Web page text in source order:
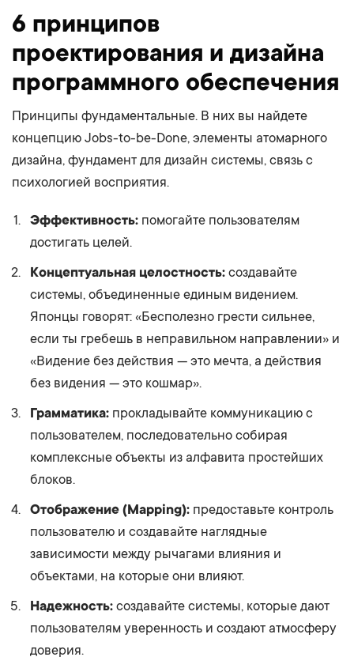
6 принципов
проектирования и дизайна
программного обеспечения
Принципы фундаментальные. В них вы найдете
концепцию Jobs-to-be-Done, элементы атомарного
дизайна, фундамент для дизайн системы, связь с
психологией восприятия.
Эффективность: помогайте пользователям
достигать целей.
Концептуальная целостность: создавайте
системы, объединенные единым видением.
Японцы говорят: «Бесполезно грести сильнее,
если ты гребешь в неправильном направлении» и
«Видение без действия — это мечта, а действия
без видения — это кошмар».
Грамматика: прокладывайте коммуникацию с
пользователем, последовательно собирая
комплексные объекты из алфавита простейших
блоков.
Отображение (Mapping): предоставьте контроль
пользователю и создавайте наглядные
зависимости между рычагами влияния и
объектами, на которые они влияют.
Надежность: создавайте системы, которые дают
пользователям уверенность и создают атмосферу
доверия.